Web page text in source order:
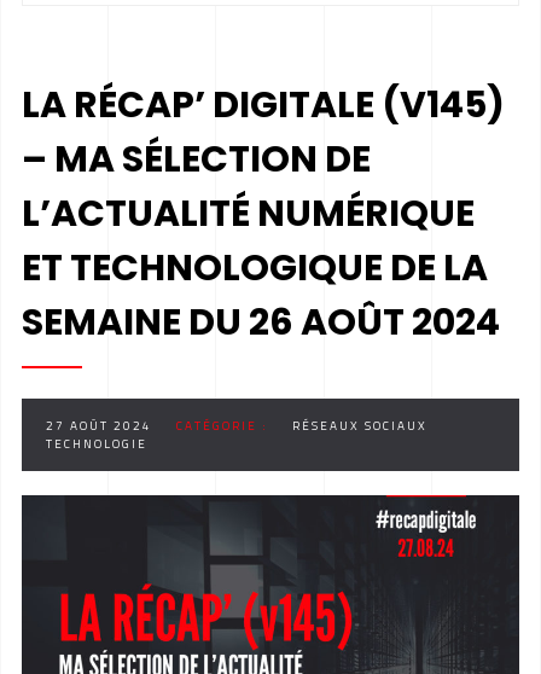
LA RÉCAP’ DIGITALE (V145)
– MA SÉLECTION DE
L’ACTUALITÉ NUMÉRIQUE
ET TECHNOLOGIQUE DE LA
SEMAINE DU 26 AOÛT 2024
27 AOÛT 2024 CATÉGORIE :
RÉSEAUX SOCIAUX
TECHNOLOGIE